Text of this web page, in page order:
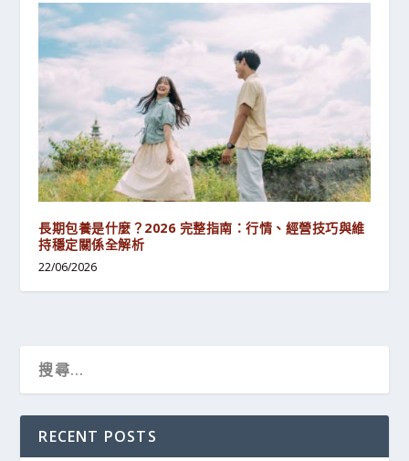
長期包養是什麼？2026 完整指南：行情、經營技巧與維
持穩定關係全解析
22/06/2026
RECENT POSTS